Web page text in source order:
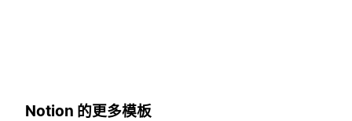
Notion 的更多模板